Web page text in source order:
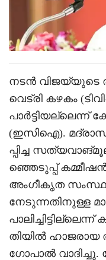
നടൻ വിജയ്‌യുടെ
വെട്രി കഴകം
പാർട്ടിയല്ലെന്ന്
(ഇസിഐ).
പ്പിച്ച
ഞ്ഞെടുപ്പ്
അംഗീകൃത
നേടുന്നതിനുള്ള
തിയിൽ ഹാജരായ
ഗോപാൽ